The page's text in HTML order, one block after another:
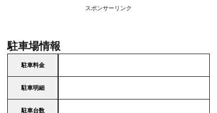
スポンサーリンク
駐車場情報
駐車料金
駐車明細
駐車台数